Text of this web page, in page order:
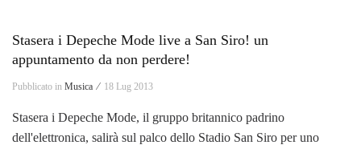
Stasera i Depeche Mode live a San Siro! un
appuntamento da non perdere!
Pubblicato in Musica ⁄ 18 Lug 2013
Stasera i Depeche Mode, il gruppo britannico padrino
dell'elettronica, salirà sul palco dello Stadio San Siro per uno